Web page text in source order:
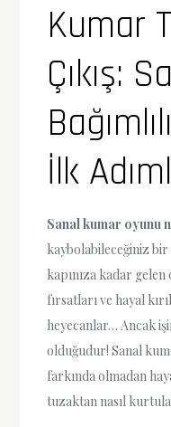
Kumar
Çıkış:
İlk
Sanal kumar oyunu
kaybolabileceğiniz
kapınıza kadar
fırsatları ve hayal
heyecanlar… Ancak
olduğudur! Sanal
farkında olmadan
tuzaktan nasıl